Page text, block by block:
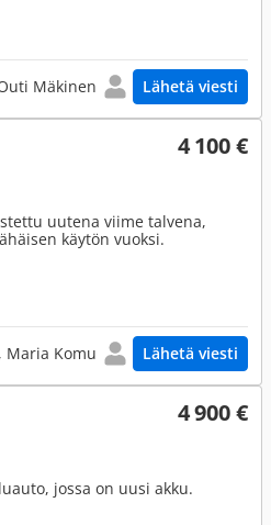
Mäkinen Lähetä viesti
4 100 €
uutena viime talvena,
käytön vuoksi.
Maria Komu Lähetä viesti
4 900 €
jossa on uusi akku.